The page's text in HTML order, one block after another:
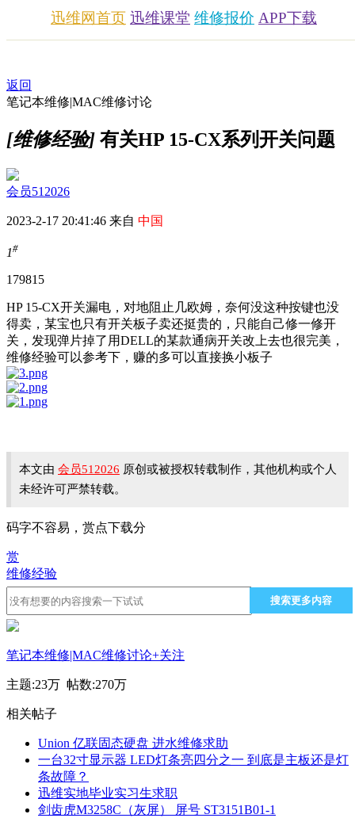
迅维网首页 迅维课堂 维修报价 APP下载
返回
笔记本维修|MAC维修讨论
[维修经验] 有关HP 15-CX系列开关问题
会员512026
2023-2-17 20:41:46 来自 中国
1#
179815
HP 15-CX开关漏电，对地阻止几欧姆，奈何没这种按键也没
得卖，某宝也只有开关板子卖还挺贵的，只能自己修一修开
关，发现弹片掉了用DELL的某款通病开关改上去也很完美，
维修经验可以参考下，赚的多可以直接换小板子
本文由 会员512026 原创或被授权转载制作，其他机构或个人
未经许可严禁转载。
码字不容易，赏点下载分
赏
维修经验
搜索更多内容
笔记本维修|MAC维修讨论+关注
主题:23万 帖数:270万
相关帖子
Union 亿联固态硬盘 进水维修求助
一台32寸显示器 LED灯条亮四分之一 到底是主板还是灯
条故障？
迅维实地毕业实习生求职
剑齿虎M3258C（灰屏） 屏号 ST3151B01-1